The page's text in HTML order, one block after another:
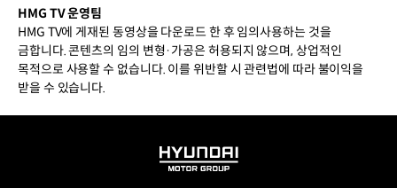
HMG TV 운영팀
HMG TV에 게재된 동영상을 다운로드 한 후 임의사용하는 것을
금합니다. 콘텐츠의 임의 변형·가공은 허용되지 않으며, 상업적인
목적으로 사용할 수 없습니다. 이를 위반할 시 관련법에 따라 불이익을
받을 수 있습니다.
HYUNDAI